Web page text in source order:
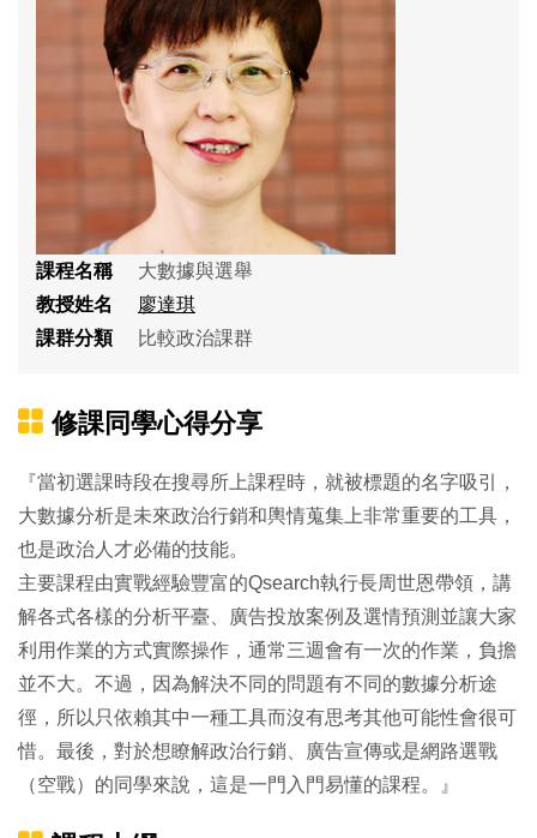
課程名稱
大數據與選舉
教授姓名
廖達琪
課群分類
比較政治課群
修課同學心得分享
『當初選課時段在搜尋所上課程時，就被標題的名字吸引，
大數據分析是未來政治行銷和輿情蒐集上非常重要的工具，
也是政治人才必備的技能。
主要課程由實戰經驗豐富的Qsearch執行長周世恩帶領，講
解各式各樣的分析平臺、廣告投放案例及選情預測並讓大家
利用作業的方式實際操作，通常三週會有一次的作業，負擔
並不大。不過，因為解決不同的問題有不同的數據分析途
徑，所以只依賴其中一種工具而沒有思考其他可能性會很可
惜。最後，對於想瞭解政治行銷、廣告宣傳或是網路選戰
（空戰）的同學來說，這是一門入門易懂的課程。』